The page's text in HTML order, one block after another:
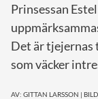
Prinsessan
Det är tjejernas
som väcker
AV: GITTAN LARSSON |